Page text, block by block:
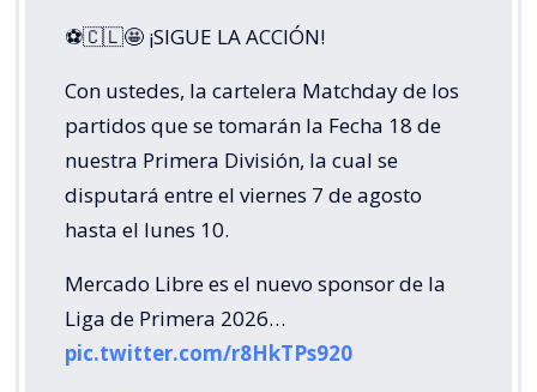
⚽🇨🇱🤩 ¡SIGUE LA ACCIÓN!
Con ustedes, la cartelera Matchday de los
partidos que se tomarán la Fecha 18 de
nuestra Primera División, la cual se
disputará entre el viernes 7 de agosto
hasta el lunes 10.
Mercado Libre es el nuevo sponsor de la
Liga de Primera 2026…
pic.twitter.com/r8HkTPs920